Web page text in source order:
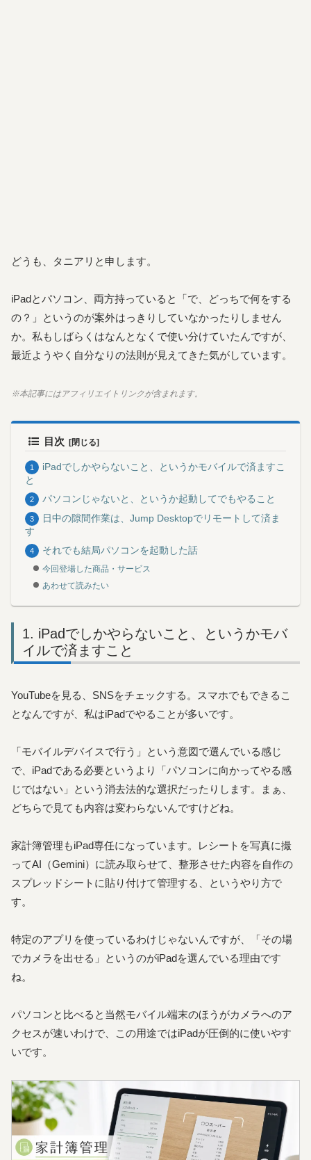
どうも、タニアリと申します。
iPadとパソコン、両方持っていると「で、どっちで何をする
の？」というのが案外はっきりしていなかったりしません
か。私もしばらくはなんとなくで使い分けていたんですが、
最近ようやく自分なりの法則が見えてきた気がしています。
※本記事にはアフィリエイトリンクが含まれます。
目次
iPadでしかやらないこと、というかモバイルで済ますこ
と
パソコンじゃないと、というか起動してでもやること
日中の隙間作業は、Jump Desktopでリモートして済ま
す
それでも結局パソコンを起動した話
今回登場した商品・サービス
あわせて読みたい
iPadでしかやらないこと、というかモバ
イルで済ますこと
YouTubeを見る、SNSをチェックする。スマホでもできるこ
となんですが、私はiPadでやることが多いです。
「モバイルデバイスで行う」という意図で選んでいる感じ
で、iPadである必要というより「パソコンに向かってやる感
じではない」という消去法的な選択だったりします。まぁ、
どちらで見ても内容は変わらないんですけどね。
家計簿管理もiPad専任になっています。レシートを写真に撮
ってAI（Gemini）に読み取らせて、整形させた内容を自作の
スプレッドシートに貼り付けて管理する、というやり方で
す。
特定のアプリを使っているわけじゃないんですが、「その場
でカメラを出せる」というのがiPadを選んでいる理由です
ね。
パソコンと比べると当然モバイル端末のほうがカメラへのア
クセスが速いわけで、この用途ではiPadが圧倒的に使いやす
いです。